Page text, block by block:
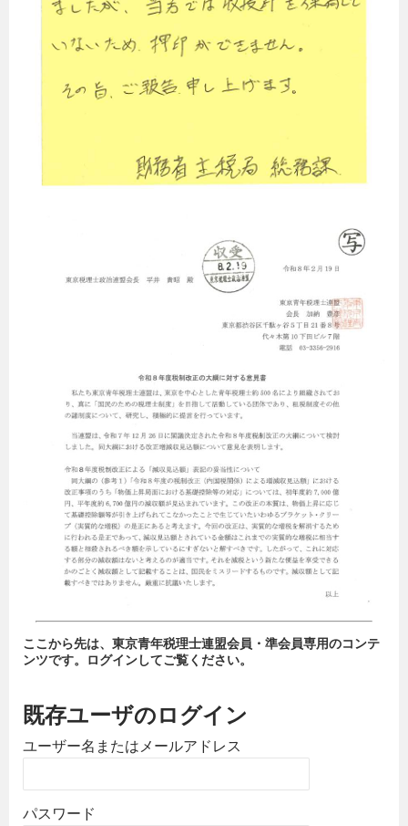
ここから先は、東京青年税理士連盟会員・準会員専用のコンテ
ンツです。ログインしてご覧ください。
既存ユーザのログイン
ユーザー名またはメールアドレス
パスワード